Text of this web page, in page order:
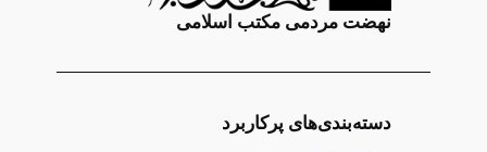
نهضت مردمی مکتب اسلامی
دسته‌بندی‌های پرکاربرد